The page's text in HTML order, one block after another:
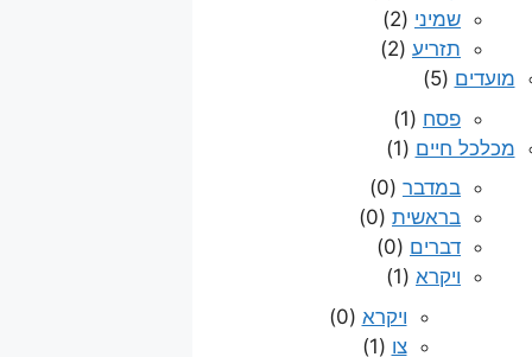
שמיני (2)
תזריע (2)
מועדים (5)
פסח (1)
מכלכל חיים (1)
במדבר (0)
בראשית (0)
דברים (0)
ויקרא (1)
ויקרא (0)
צו (1)